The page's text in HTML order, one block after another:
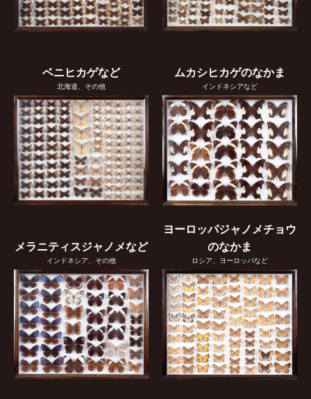
ベニヒカゲなど
北海道、その他
ムカシヒカゲのなかま
インドネシアなど
メラニティスジャノメなど
インドネシア、その他
ヨーロッパジャノメチョウ
のなかま
ロシア、ヨーロッパなど